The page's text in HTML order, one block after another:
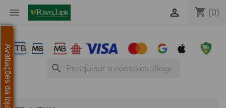
 shopping_cart (0)

search
Avaliações da loja